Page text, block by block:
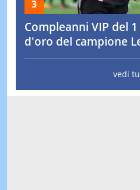
Compleanni VIP del
d'oro del campione
vedi